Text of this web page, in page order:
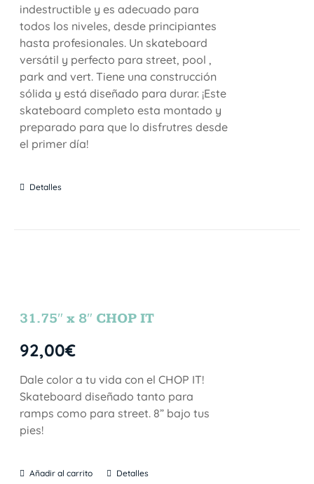
indestructible y es adecuado para
todos los niveles, desde principiantes
hasta profesionales. Un skateboard
versátil y perfecto para street, pool ,
park and vert. Tiene una construcción
sólida y está diseñado para durar. ¡Este
skateboard completo esta montado y
preparado para que lo disfrutres desde
el primer día!
Detalles
31.75″ x 8″ CHOP IT
92,00€
Dale color a tu vida con el CHOP IT!
Skateboard diseñado tanto para
ramps como para street. 8” bajo tus
pies!
Añadir al carrito Detalles